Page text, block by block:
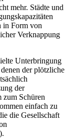
mehr. Städte und
in Form von
Verknappung
Unterbringung
der plötzliche
der
Schüren
einfach zu
die Gesellschaft